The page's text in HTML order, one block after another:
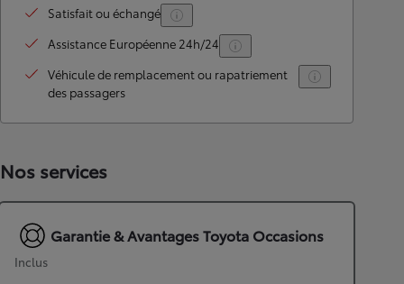
Satisfait ou échangé
Assistance Européenne 24h/24
Véhicule de remplacement ou rapatriement
des passagers
Nos services
Garantie & Avantages Toyota Occasions
Inclus